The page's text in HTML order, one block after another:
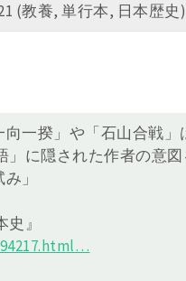
(教養, 単行本, 日本歴史)
一揆」や「石山合戦」
に隠された作者の意
」
』
tml…